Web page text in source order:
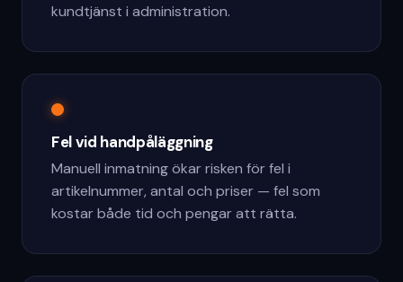
kundtjänst i administration.
Fel vid handpåläggning
Manuell inmatning ökar risken för fel i
artikelnummer, antal och priser — fel som
kostar både tid och pengar att rätta.